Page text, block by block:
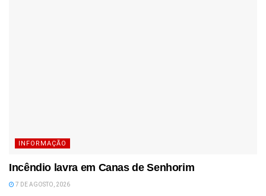
INFORMAÇÃO
Incêndio lavra em Canas de Senhorim
7 DE AGOSTO, 2026